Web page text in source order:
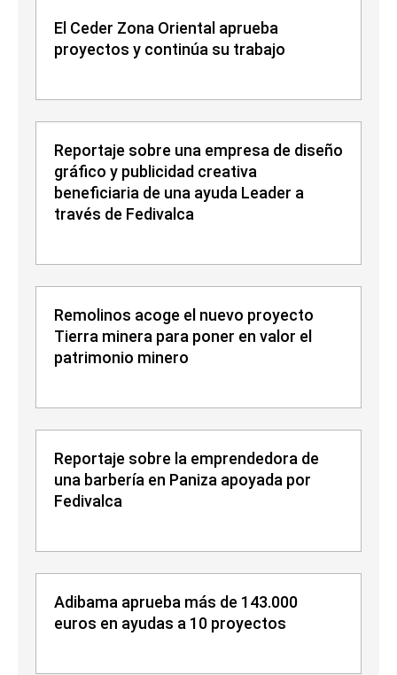
El Ceder Zona Oriental aprueba
proyectos y continúa su trabajo
Reportaje sobre una empresa de diseño
gráfico y publicidad creativa
beneficiaria de una ayuda Leader a
través de Fedivalca
Remolinos acoge el nuevo proyecto
Tierra minera para poner en valor el
patrimonio minero
Reportaje sobre la emprendedora de
una barbería en Paniza apoyada por
Fedivalca
Adibama aprueba más de 143.000
euros en ayudas a 10 proyectos